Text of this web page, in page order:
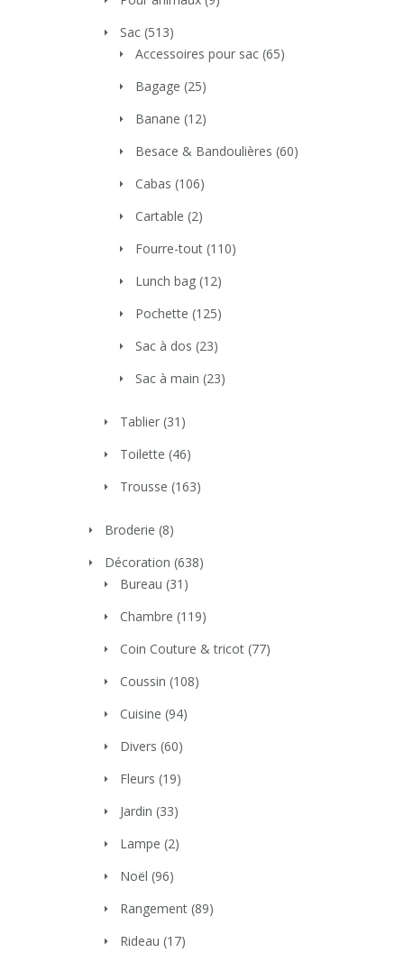
Sac (513)
Accessoires pour sac (65)
Bagage (25)
Banane (12)
Besace & Bandoulières (60)
Cabas (106)
Cartable (2)
Fourre-tout (110)
Lunch bag (12)
Pochette (125)
Sac à dos (23)
Sac à main (23)
Tablier (31)
Toilette (46)
Trousse (163)
Broderie (8)
Décoration (638)
Bureau (31)
Chambre (119)
Coin Couture & tricot (77)
Coussin (108)
Cuisine (94)
Divers (60)
Fleurs (19)
Jardin (33)
Lampe (2)
Noël (96)
Rangement (89)
Rideau (17)